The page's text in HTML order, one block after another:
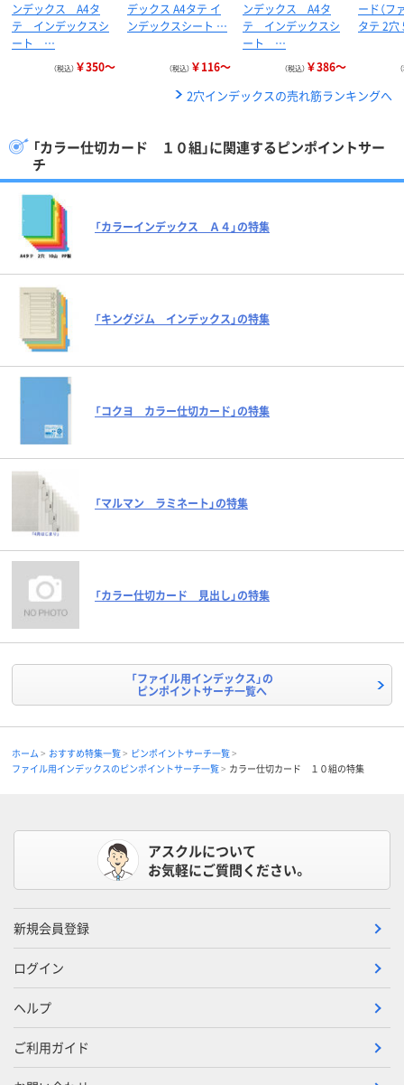
ンデックス A4タ
テ インデックスシ
ート …
（税込） ￥350～
デックス A4タテ イ
ンデックスシート …
（税込） ￥116～
ンデックス A4タ
テ インデックスシ
ート …
（税込） ￥386～
ード（フ
タテ 2
2穴インデックスの売れ筋ランキングへ
「カラー仕切カード １０組」に関連するピンポイントサー
チ
「カラーインデックス Ａ４」の特集
「キングジム インデックス」の特集
「コクヨ カラー仕切カード」の特集
「マルマン ラミネート」の特集
「カラー仕切カード 見出し」の特集
「ファイル用インデックス」の
ピンポイントサーチ一覧へ
ホーム おすすめ特集一覧
ピンポイントサーチ一覧
ファイル用インデックスのピンポイントサーチ一覧
カラー仕切カード １０組の特集
アスクルについて
お気軽にご質問ください。
新規会員登録
ログイン
ヘルプ
ご利用ガイド